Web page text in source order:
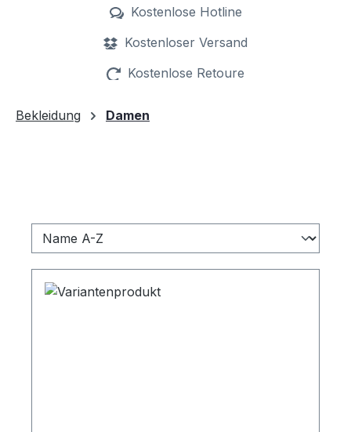
dank SSL Verschlüsselung
Kostenlose Hotline
0800 000 000
Kostenloser Versand
bereits ab 1 Euro
Kostenlose Retoure
Bekleidung
Damen